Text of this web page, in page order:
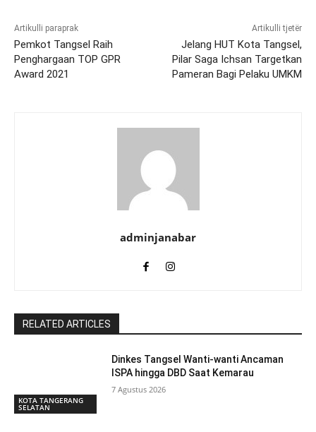
Artikulli paraprak
Pemkot Tangsel Raih
Penghargaan TOP GPR
Award 2021
Artikulli tjetër
Jelang HUT Kota Tangsel,
Pilar Saga Ichsan Targetkan
Pameran Bagi Pelaku UMKM
adminjanabar
RELATED ARTICLES
KOTA TANGERANG
SELATAN
Dinkes Tangsel Wanti-wanti Ancaman
ISPA hingga DBD Saat Kemarau
7 Agustus 2026